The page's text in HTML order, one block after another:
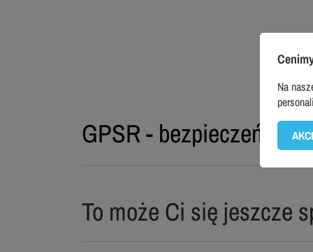
GPSR - bezpieczeństwo
To może Ci się jeszcze
Na